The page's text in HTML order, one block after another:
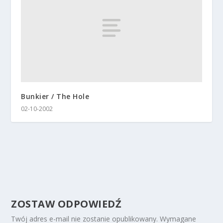
Bunkier / The Hole
02-10-2002
ZOSTAW ODPOWIEDŹ
Twój adres e-mail nie zostanie opublikowany. Wymagane